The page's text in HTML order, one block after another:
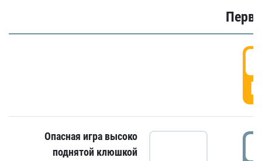
Опасная игра высоко
поднятой клюшкой